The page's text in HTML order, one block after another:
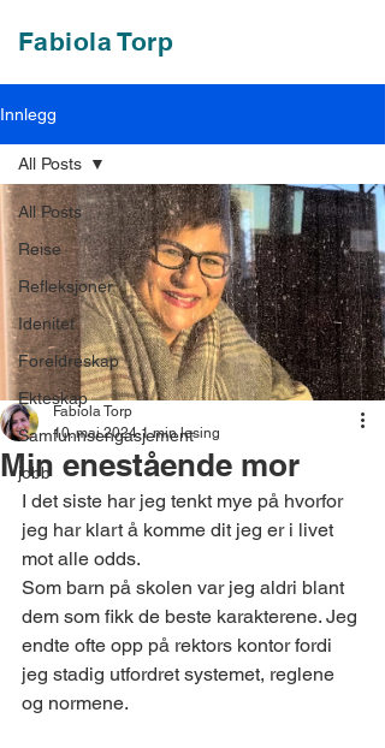
Fabiola Torp
Innlegg
All Posts
Reise
Refleksjoner
Idenitet
Foreldreskap
Ekteskap
Samfunnsengasjement
jobb
All Posts
Min enestående mor
Fabiola Torp
10. mai 2024 1 min lesing
I det siste har jeg tenkt mye på hvorfor
jeg har klart å komme dit jeg er i livet
mot alle odds.
Som barn på skolen var jeg aldri blant
dem som fikk de beste karakterene. Jeg
endte ofte opp på rektors kontor fordi
jeg stadig utfordret systemet, reglene
og normene.